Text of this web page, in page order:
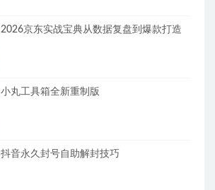
2026京东实战宝典从数据复盘到爆款打造
小丸工具箱全新重制版
抖音永久封号自助解封技巧